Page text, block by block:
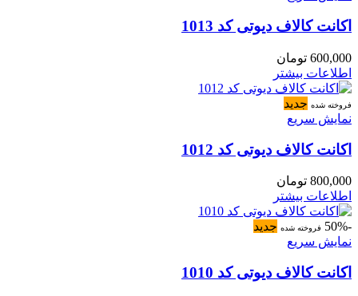
اکانت کالاف دیوتی کد 1013
600,000 تومان
اطلاعات بیشتر
فروخته شده جدید
نمایش سریع
اکانت کالاف دیوتی کد 1012
800,000 تومان
اطلاعات بیشتر
-50% فروخته شده جدید
نمایش سریع
اکانت کالاف دیوتی کد 1010